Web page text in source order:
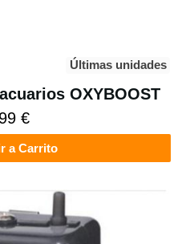
Últimas unidades
OXYBOOST
€
a Carrito